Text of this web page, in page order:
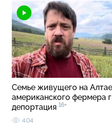
Семье живущего на Алтае
американского фермера
депортация 16+
404